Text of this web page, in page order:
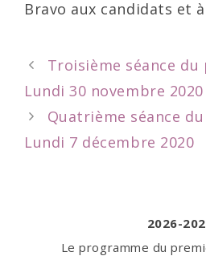
Bravo aux candidats et
Post
navigation
Troisième séance
Lundi 30 novembre 2020
Quatrième séance
Lundi 7 décembre 2020
2026-
Le programme du